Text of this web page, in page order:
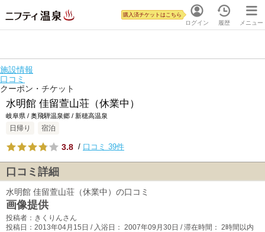
ログイン
購入済チケットはこちら
履歴 メニュー
施設情報
口コミ
クーポン・チケット
水明館 佳留萱山荘（休業中）
岐阜県 / 奥飛騨温泉郷 / 新穂高温泉
日帰り 宿泊
3.8 / 口コミ 39件
口コミ詳細
水明館 佳留萱山荘（休業中）の口コミ
画像提供
投稿者：きくりんさん
投稿日：2013年04月15日 / 入浴日： 2007年09月30日 / 滞在時間： 2時間以内